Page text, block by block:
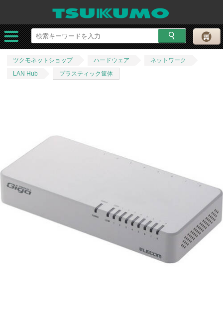
ツクモネットショップ ハードウェア
ネットワーク
LAN Hub
プラスティック筐体